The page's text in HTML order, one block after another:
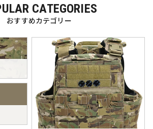
CATEGORIES
おすすめカテゴリー